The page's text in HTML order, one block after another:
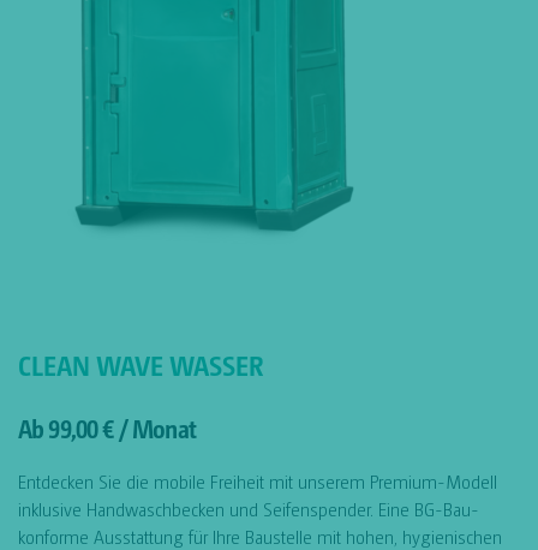
CLEAN WAVE WASSER
Ab 99,00 € / Monat
Entdecken Sie die mobile Freiheit mit unserem Premium-Modell
inklusive Handwaschbecken und Seifenspender. Eine BG-Bau-
konforme Ausstattung für Ihre Baustelle mit hohen, hygienischen